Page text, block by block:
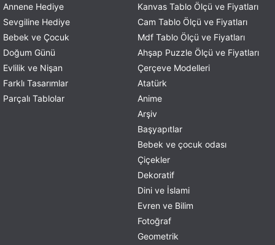
Annene Hediye
Sevgiline Hediye
Bebek ve Çocuk
Doğum Günü
Evlilik ve Nişan
Farklı Tasarımlar
Parçalı Tablolar
Kanvas Tablo Ölçü ve Fiyatları
Cam Tablo Ölçü ve Fiyatları
Mdf Tablo Ölçü ve Fiyatları
Ahşap Puzzle Ölçü ve Fiyatları
Çerçeve Modelleri
Atatürk
Anime
Arşiv
Başyapıtlar
Bebek ve çocuk odası
Çiçekler
Dekoratif
Dini ve İslami
Evren ve Bilim
Fotoğraf
Geometrik